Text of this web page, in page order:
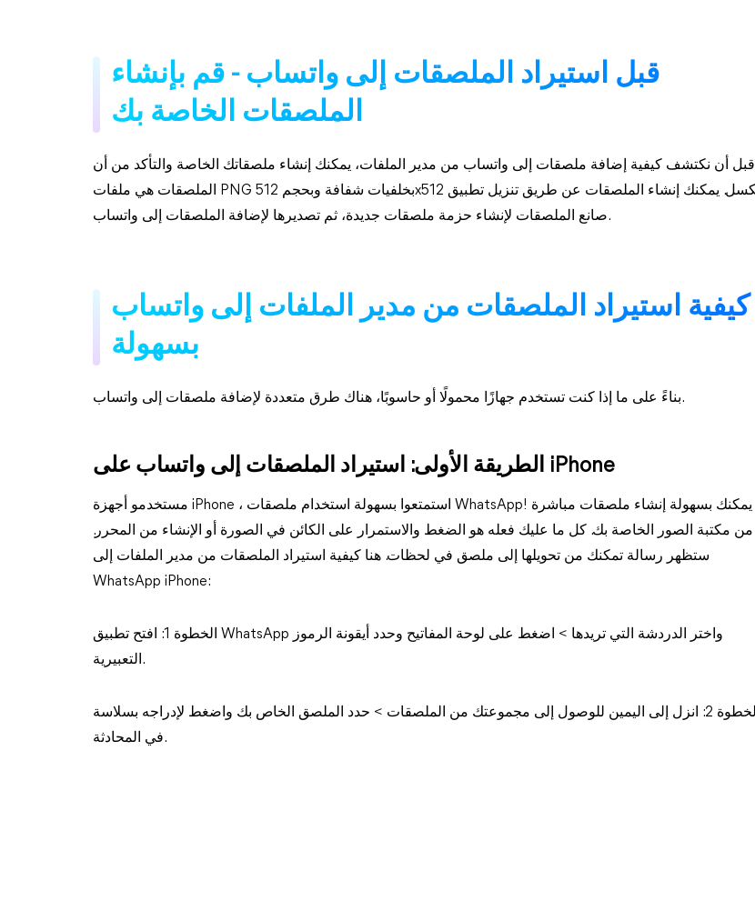
قبل استيراد الملصقات إلى واتساب - قم بإنشاء
الملصقات الخاصة بك
قبل أن نكتشف كيفية إضافة ملصقات إلى واتساب من مدير الملفات، يمكنك إنشاء ملصقاتك الخاصة والتأكد من أن
الملصقات هي ملفات PNG بخلفيات شفافة وبحجم 512x512 بكسل. يمكنك إنشاء الملصقات عن طريق تنزيل تطبيق
صانع الملصقات لإنشاء حزمة ملصقات جديدة، ثم تصديرها لإضافة الملصقات إلى واتساب.
كيفية استيراد الملصقات من مدير الملفات إلى واتساب
بسهولة
بناءً على ما إذا كنت تستخدم جهازًا محمولًا أو حاسوبًا، هناك طرق متعددة لإضافة ملصقات إلى واتساب.
الطريقة الأولى: استيراد الملصقات إلى واتساب على iPhone
مستخدمو أجهزة iPhone ، استمتعوا بسهولة استخدام ملصقات WhatsApp! يمكنك بسهولة إنشاء ملصقات مباشرة
من مكتبة الصور الخاصة بك. كل ما عليك فعله هو الضغط والاستمرار على الكائن في الصورة أو الإنشاء من المحرر.
ستظهر رسالة تمكنك من تحويلها إلى ملصق في لحظات. هنا كيفية استيراد الملصقات من مدير الملفات إلى
WhatsApp iPhone:
الخطوة 1: افتح تطبيق WhatsApp واختر الدردشة التي تريدها > اضغط على لوحة المفاتيح وحدد أيقونة الرموز
التعبيرية.
الخطوة 2: انزل إلى اليمين للوصول إلى مجموعتك من الملصقات > حدد الملصق الخاص بك واضغط لإدراجه بسلاسة
في المحادثة.